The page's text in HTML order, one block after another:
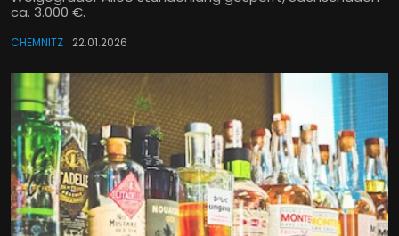
ca. 3.000 €.
CHEMNITZ 22.01.2026